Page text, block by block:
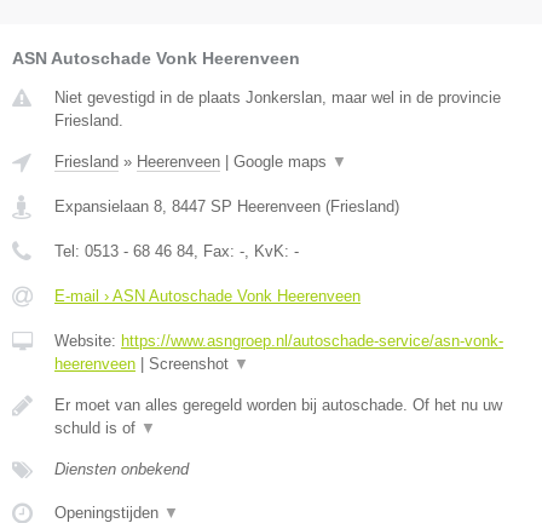
ASN Autoschade Vonk Heerenveen
Niet gevestigd in de plaats Jonkerslan, maar wel in de provincie
Friesland.
Friesland » Heerenveen | Google maps ▼
Expansielaan 8 8447 SP Heerenveen (Friesland)
Tel: 0513 - 68 46 84 , Fax: - , KvK: -
E-mail › ASN Autoschade Vonk Heerenveen
Website: https://www.asngroep.nl/autoschade-service/asn-vonk-
heerenveen | Screenshot ▼
Er moet van alles geregeld worden bij autoschade. Of het nu uw
schuld is of ▼
Diensten onbekend
Openingstijden ▼